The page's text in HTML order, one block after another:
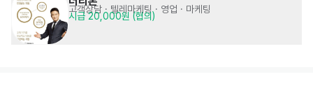
고객상담 · 텔레마케팅· 영업 · 마케팅
시급 20,000원 (협의)